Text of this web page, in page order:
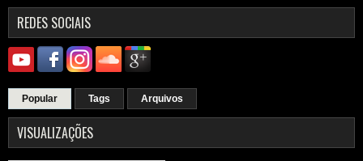
REDES SOCIAIS
Popular Tags Arquivos
VISUALIZAÇÕES